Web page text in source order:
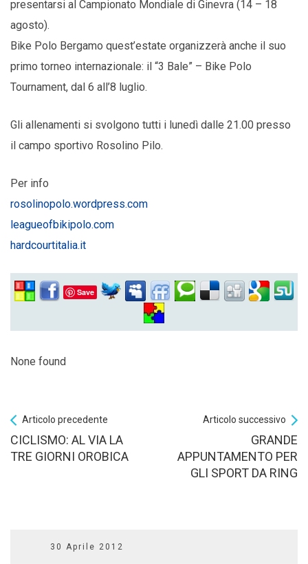
presentarsi al Campionato Mondiale di Ginevra (14 – 18
agosto).
Bike Polo Bergamo quest’estate organizzerà anche il suo
primo torneo internazionale: il “3 Bale” – Bike Polo
Tournament, dal 6 all’8 luglio.
Gli allenamenti si svolgono tutti i lunedì dalle 21.00 presso
il campo sportivo Rosolino Pilo.
Per info
rosolinopolo.wordpress.com
leagueofbikipolo.com
hardcourtitalia.it
Save
None found
Articolo precedente
CICLISMO: AL VIA LA
TRE GIORNI OROBICA
Articolo successivo
GRANDE
APPUNTAMENTO PER
GLI SPORT DA RING
30 Aprile 2012